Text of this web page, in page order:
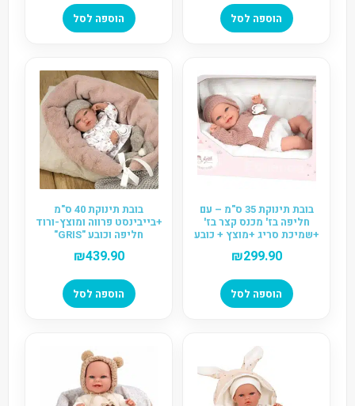
הוספה לסל הוספה לסל
בובת תינוקת 35 ס"מ – עם
חליפה בז' מכנס קצר בז'
+שמיכת סריג +מוצץ + כובע
₪299.90
הוספה לסל
בובת תינוקת 40 ס"מ
+בייבינסט פרווה ומוצץ-ורוד
חליפה וכובע "GRIS"
₪439.90
הוספה לסל